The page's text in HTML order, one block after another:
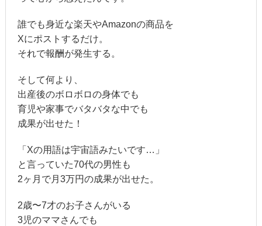
誰でも身近な楽天やAmazonの商品を
Xにポストするだけ。
それで報酬が発生する。
そして何より、
出産後のボロボロの身体でも
育児や家事でバタバタな中でも
成果が出せた！
「Xの用語は宇宙語みたいです…」
と言っていた70代の男性も
2ヶ月で月3万円の成果が出せた。
2歳〜7才のお子さんがいる
3児のママさんでも